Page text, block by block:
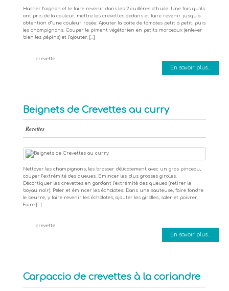
Hacher l’oignon et le faire revenir dans les 2 cuillères d’huile. Une fois qu’ils
ont pris de la couleur, mettre les crevettes dedans et faire revenir jusqu’à
obtention d’une couleur rosée. Ajouter la boîte de tomates petit à petit, puis
les champignons. Couper le piment végétarien en petits morceaux (enlever
bien les pépins) et l’ajouter. […]
En savoir plus...
crevette
Beignets de Crevettes au curry
Recettes
Nettoyer les champignons, les brosser délicatement avec un gros pinceau,
couper l’extrémité des queues. Emincer les plus grosses girolles.
Décortiquer les crevettes en gardant l’extrémité des queues (retirer le
boyau noir). Peler et émincer les échalotes. Dans une sauteuse, faire fondre
le beurre, y faire revenir les échalotes, ajouter les girolles, saler et poivrer.
Faire […]
En savoir plus...
crevette
Carpaccio de crevettes à la coriandre